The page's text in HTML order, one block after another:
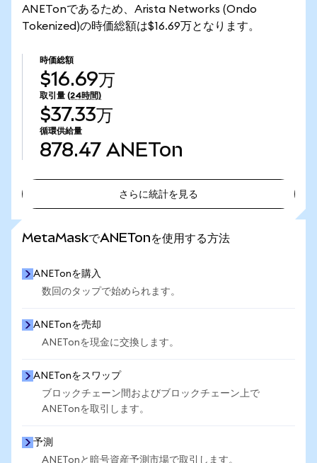
ANETonであるため、Arista Networks (Ondo
Tokenized)の時価総額は$16.69万となります。
時価総額
$16.69万
取引量 (24時間)
$37.33万
循環供給量
878.47 ANETon
さらに統計を見る
MetaMaskでANETonを使用する方法
ANETonを購入
数回のタップで始められます。
ANETonを売却
ANETonを現金に交換します。
ANETonをスワップ
ブロックチェーン間およびブロックチェーン上で
ANETonを取引します。
予測
ANETonと暗号資産予測市場で取引します。